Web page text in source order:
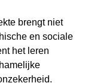
brengt niet
en sociale
het leren